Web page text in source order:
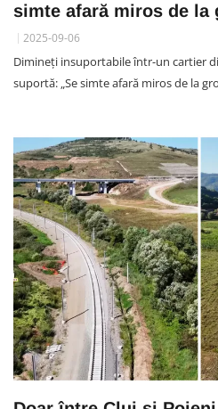
simte afară miros de la
2025-09-06
Dimineți insuportabile într-un cartier
suportă: „Se simte afară miros de la